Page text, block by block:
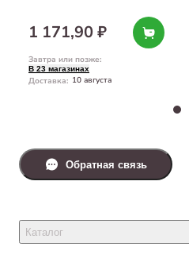
1 171,90 ₽
Завтра или позже:
В 23 магазинах
Доставка: 10 августа
Каталог
Обратная связь